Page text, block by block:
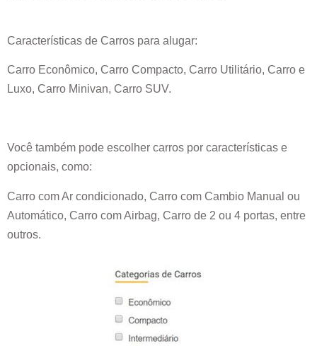
Características de Carros para alugar:
Carro Econômico, Carro Compacto, Carro Utilitário, Carro e
Luxo, Carro Minivan, Carro SUV.
Você também pode escolher carros por características e
opcionais, como:
Carro com Ar condicionado, Carro com Cambio Manual ou
Automático, Carro com Airbag, Carro de 2 ou 4 portas, entre
outros.